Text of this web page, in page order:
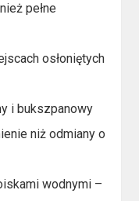
pełne
osłoniętych
i bukszpanowy
niż odmiany o
wodnymi –